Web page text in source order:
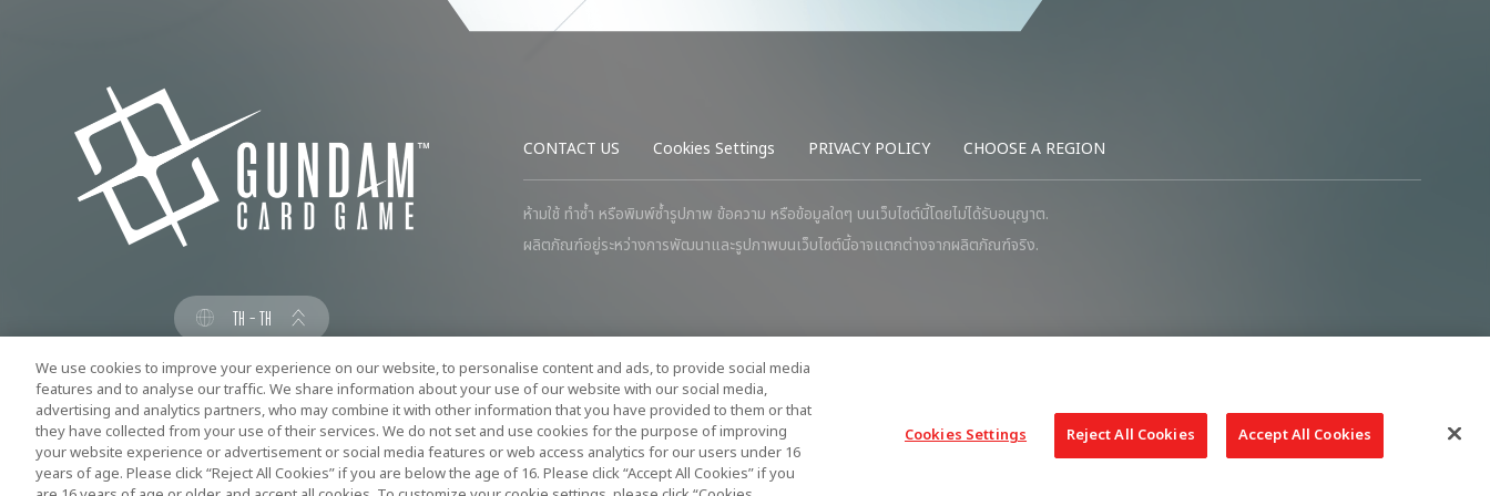
TH - TH
SOCIAL
CONTACT US Cookies Settings PRIVACY POLICY CHOOSE A REGION
ห้ามใช้ ทำซ้ำ หรือพิมพ์ซ้ำรูปภาพ ข้อความ หรือข้อมูลใดๆ บนเว็บไซต์นี้โดยไม่ได้รับอนุญาต.
ผลิตภัณฑ์อยู่ระหว่างการพัฒนาและรูปภาพบนเว็บไซต์นี้อาจแตกต่างจากผลิตภัณฑ์จริง.
We use cookies to improve your experience on our website, to personalise content and ads, to provide social media
features and to analyse our traffic. We share information about your use of our website with our social media,
advertising and analytics partners, who may combine it with other information that you have provided to them or that
they have collected from your use of their services. We do not set and use cookies for the purpose of improving
your website experience or advertisement or social media features or web access analytics for our users under 16
years of age. Please click “Reject All Cookies” if you are below the age of 16. Please click “Accept All Cookies” if you
Cookies Settings Reject All Cookies Accept All Cookies